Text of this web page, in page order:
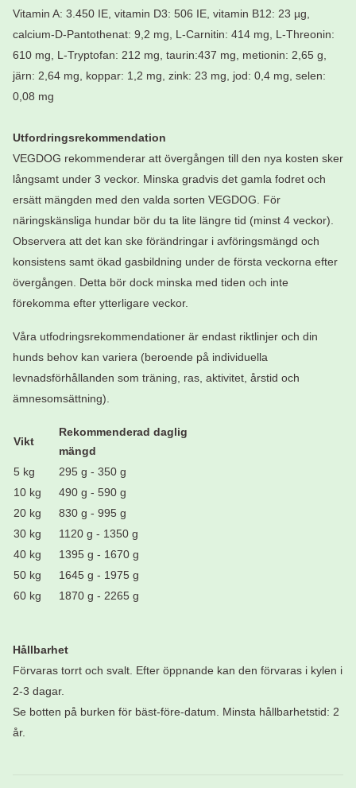
Vitamin A: 3.450 IE, vitamin D3: 506 IE, vitamin B12: 23 µg,
calcium-D-Pantothenat: 9,2 mg, L-Carnitin: 414 mg, L-Threonin:
610 mg, L-Tryptofan: 212 mg, taurin:437 mg, metionin: 2,65 g,
järn: 2,64 mg, koppar: 1,2 mg, zink: 23 mg, jod: 0,4 mg, selen:
0,08 mg
Utfordringsrekommendation
VEGDOG rekommenderar att övergången till den nya kosten sker
långsamt under 3 veckor. Minska gradvis det gamla fodret och
ersätt mängden med den valda sorten VEGDOG. För
näringskänsliga hundar bör du ta lite längre tid (minst 4 veckor).
Observera att det kan ske förändringar i avföringsmängd och
konsistens samt ökad gasbildning under de första veckorna efter
övergången. Detta bör dock minska med tiden och inte
förekomma efter ytterligare veckor.
Våra utfodringsrekommendationer är endast riktlinjer och din
hunds behov kan variera (beroende på individuella
levnadsförhållanden som träning, ras, aktivitet, årstid och
ämnesomsättning).
Vikt
Rekommenderad daglig
mängd
5 kg
295 g - 350 g
10 kg
490 g - 590 g
20 kg
830 g - 995 g
30 kg
1120 g - 1350 g
40 kg
1395 g - 1670 g
50 kg
1645 g - 1975 g
60 kg
1870 g - 2265 g
Hållbarhet
Förvaras torrt och svalt. Efter öppnande kan den förvaras i kylen i
2-3 dagar.
Se botten på burken för bäst-före-datum. Minsta hållbarhetstid: 2
år.